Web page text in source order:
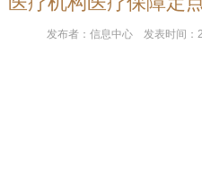
发布者： 信息中心 发表时间：